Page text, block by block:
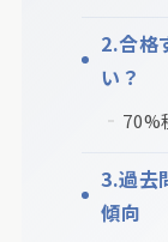
2.合格
い？
70%
3.過去
傾向